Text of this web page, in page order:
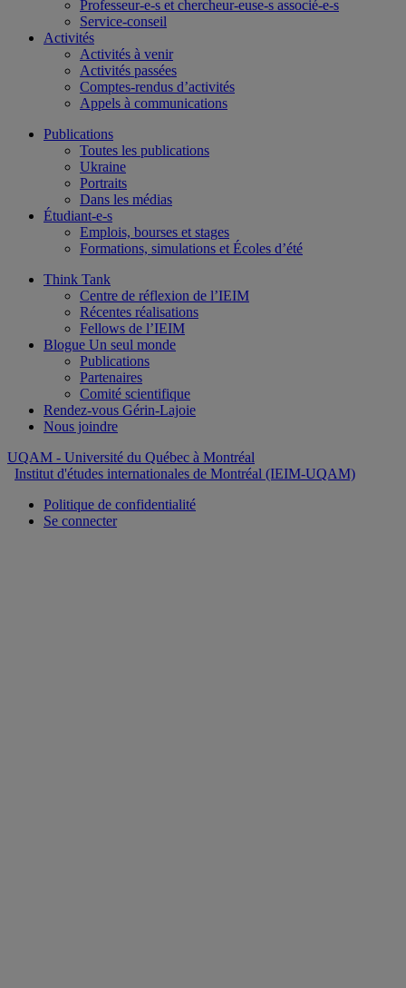
Professeur-e-s et chercheur-euse-s associé-e-s
Service-conseil
Activités
Activités à venir
Activités passées
Comptes-rendus d’activités
Appels à communications
Publications
Toutes les publications
Ukraine
Portraits
Dans les médias
Étudiant-e-s
Emplois, bourses et stages
Formations, simulations et Écoles d’été
Think Tank
Centre de réflexion de l’IEIM
Récentes réalisations
Fellows de l’IEIM
Blogue Un seul monde
Publications
Partenaires
Comité scientifique
Rendez-vous Gérin-Lajoie
Nous joindre
UQAM - Université du Québec à Montréal
Institut d'études internationales de Montréal (IEIM-UQAM)
Politique de confidentialité
Se connecter